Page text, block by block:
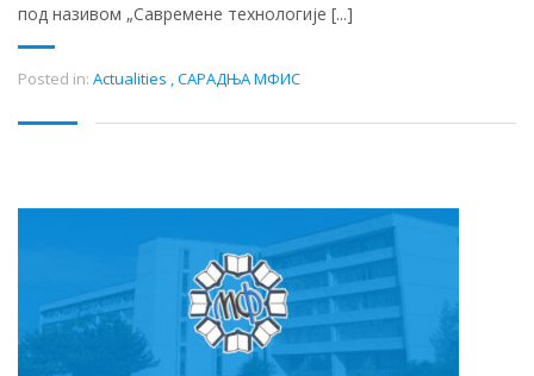
под називом „Савремене технологије [...]
Posted in: Actualities САРАДЊА МФИС